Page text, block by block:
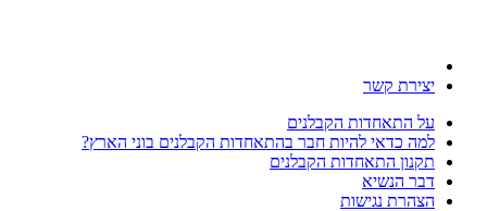
יצירת קשר
על התאחדות הקבלנים
למה כדאי להיות חבר בהתאחדות הקבלנים בוני הארץ?
תקנון התאחדות הקבלנים
דבר הנשיא
הצהרת נגישות